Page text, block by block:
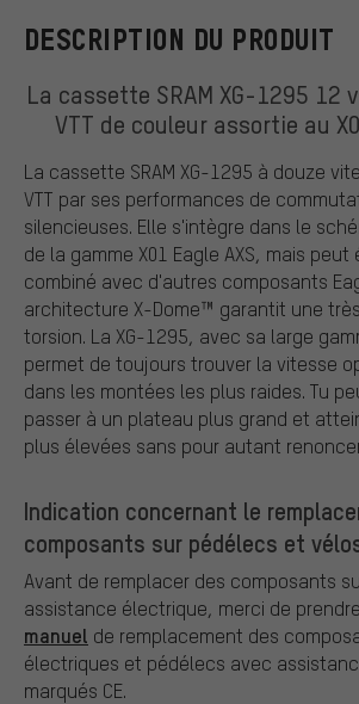
DESCRIPTION DU PRODUIT
La cassette SRAM XG-1295 12
VTT de couleur assortie au
La cassette SRAM XG-1295 à douze
VTT par ses performances de
silencieuses. Elle s'intègre dans le
de la gamme X01 Eagle AXS, mais
combiné avec d'autres composants
architecture X-Dome™ garantit une
torsion. La XG-1295, avec sa large
permet de toujours trouver la vitesse
dans les montées les plus raides. Tu
passer à un plateau plus grand et
plus élevées sans pour autant
Indication concernant le
composants sur pédélecs et
Avant de remplacer des composants
assistance électrique, merci de
manuel de remplacement des
électriques et pédélecs avec
marqués CE.